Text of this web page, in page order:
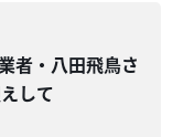
者・八田飛鳥さ
して